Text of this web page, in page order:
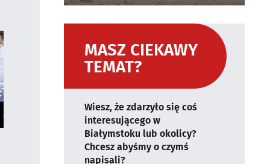
MASZ CIEKAWY
TEMAT?
Wiesz, że zdarzyło się coś
interesującego w
Białymstoku lub okolicy?
Chcesz abyśmy o czymś
napisali?